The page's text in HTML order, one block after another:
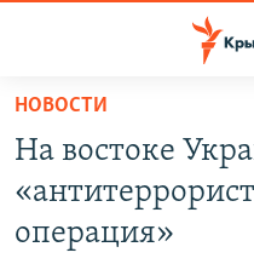
Вернуться
основному
содержанию
НОВОСТИ
На востоке
операция»